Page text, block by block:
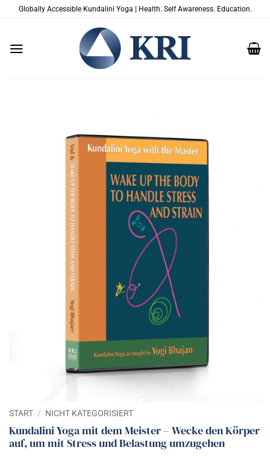
ZumGlobally Accessible Kundalini Yoga | Health. Self Awareness. Education.
START / NICHT KATEGORISIERT
Kundalini Yoga mit dem Meister – Wecke den Körper
auf, um mit Stress und Belastung umzugehen